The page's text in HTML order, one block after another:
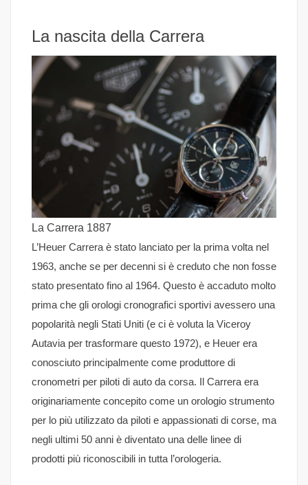
La nascita della Carrera
La Carrera 1887
L’Heuer Carrera è stato lanciato per la prima volta nel
1963, anche se per decenni si è creduto che non fosse
stato presentato fino al 1964. Questo è accaduto molto
prima che gli orologi cronografici sportivi avessero una
popolarità negli Stati Uniti (e ci è voluta la Viceroy
Autavia per trasformare questo 1972), e Heuer era
conosciuto principalmente come produttore di
cronometri per piloti di auto da corsa. Il Carrera era
originariamente concepito come un orologio strumento
per lo più utilizzato da piloti e appassionati di corse, ma
negli ultimi 50 anni è diventato una delle linee di
prodotti più riconoscibili in tutta l’orologeria.